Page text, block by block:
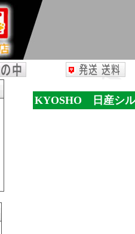
KYOSHO 日産シル